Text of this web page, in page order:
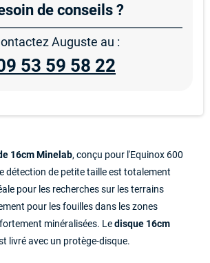
de conseils ?
Auguste au :
53 59 58 22
16cm Minelab, conçu pour l'Equinox 600
détection de petite taille est totalement
pour les recherches sur les terrains
pour les fouilles dans les zones
minéralisées. Ledisque 16cm
livré avec un protège-disque.